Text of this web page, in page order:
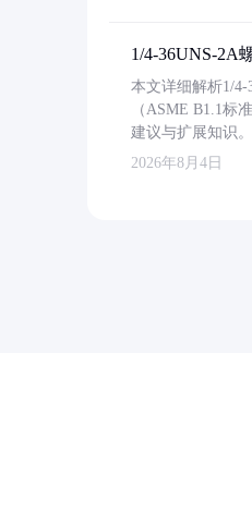
1/4-36UNS-2A
本文详细解析1/
（ASME B1.1标
建议与扩展知识。
2026年8月4日